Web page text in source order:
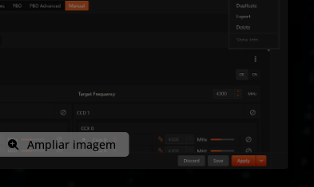
Ampliar imagem